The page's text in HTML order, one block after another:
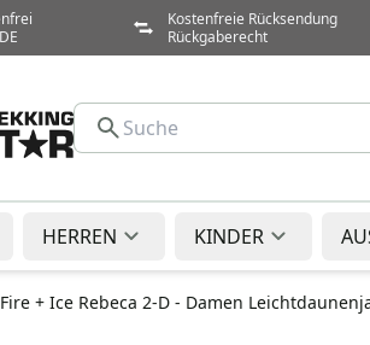
Kostenfreie Rücksendung
Rückgaberecht
HERREN KINDER
Fire + Ice Rebeca 2-D - Damen